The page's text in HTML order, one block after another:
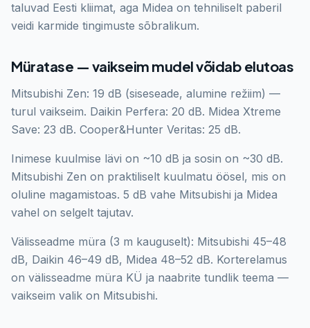
taluvad Eesti kliimat, aga Midea on tehniliselt paberil
veidi karmide tingimuste sõbralikum.
Müratase — vaikseim mudel võidab elutoas
Mitsubishi Zen: 19 dB (siseseade, alumine režiim) —
turul vaikseim. Daikin Perfera: 20 dB. Midea Xtreme
Save: 23 dB. Cooper&Hunter Veritas: 25 dB.
Inimese kuulmise lävi on ~10 dB ja sosin on ~30 dB.
Mitsubishi Zen on praktiliselt kuulmatu öösel, mis on
oluline magamistoas. 5 dB vahe Mitsubishi ja Midea
vahel on selgelt tajutav.
Välisseadme müra (3 m kauguselt): Mitsubishi 45–48
dB, Daikin 46–49 dB, Midea 48–52 dB. Korterelamus
on välisseadme müra KÜ ja naabrite tundlik teema —
vaikseim valik on Mitsubishi.